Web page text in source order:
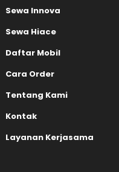
Sewa Innova
Sewa Hiace
Daftar Mobil
Cara Order
Tentang Kami
Kontak
Layanan Kerjasama